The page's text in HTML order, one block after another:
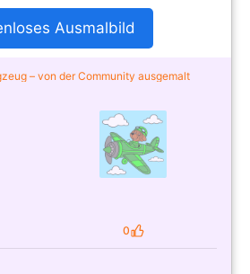
Ausmalbild
– von der Community ausgemalt
0
Likes